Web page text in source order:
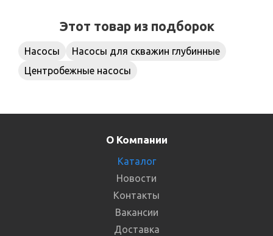
Этот товар из подборок
Насосы
Насосы для скважин глубинные
Центробежные насосы
О Компании
Каталог
Новости
Контакты
Вакансии
Доставка